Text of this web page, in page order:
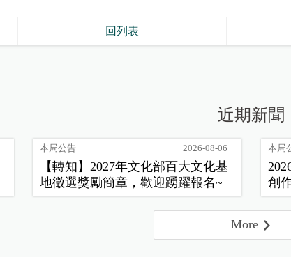
回列表
近期新聞
本局公告 2026-08-06
【轉知】2027年文化部百大文化基
地徵選獎勵簡章，歡迎踴躍報名~
本局
創
More